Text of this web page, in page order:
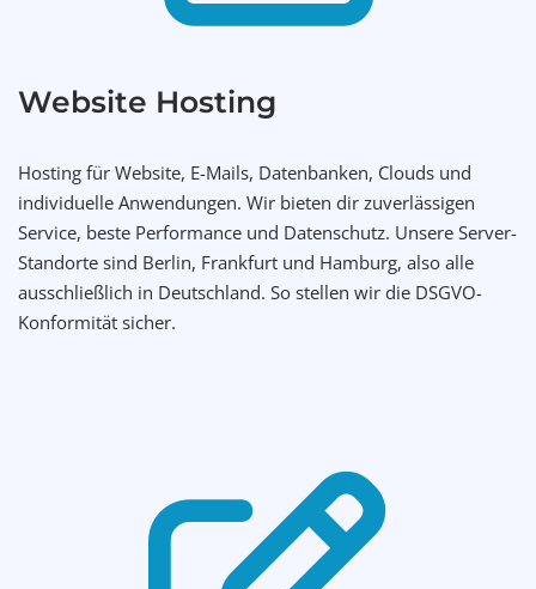
Website Hosting
Hosting für Website, E-Mails, Datenbanken, Clouds und
individuelle Anwendungen. Wir bieten dir zuverlässigen
Service, beste Performance und Datenschutz. Unsere Server-
Standorte sind Berlin, Frankfurt und Hamburg, also alle
ausschließlich in Deutschland. So stellen wir die DSGVO-
Konformität sicher.